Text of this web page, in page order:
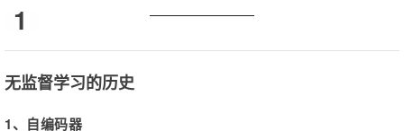
1
无监督学习的历史
1、自编码器